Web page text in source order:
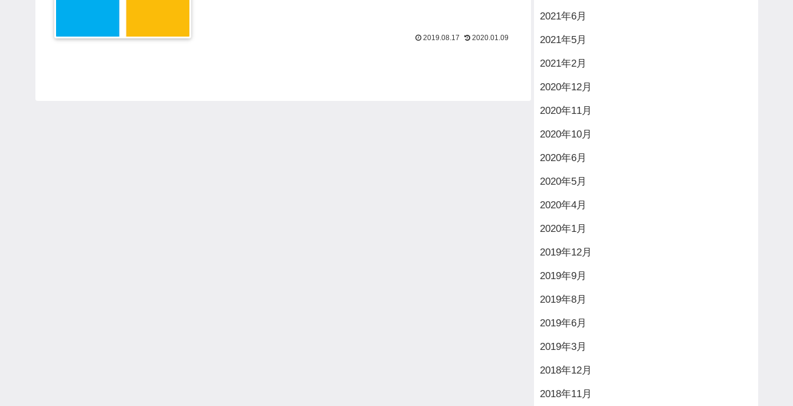
2019.08.17 2020.01.09
2021年6月
2021年5月
2021年2月
2020年12月
2020年11月
2020年10月
2020年6月
2020年5月
2020年4月
2020年1月
2019年12月
2019年9月
2019年8月
2019年6月
2019年3月
2018年12月
2018年11月